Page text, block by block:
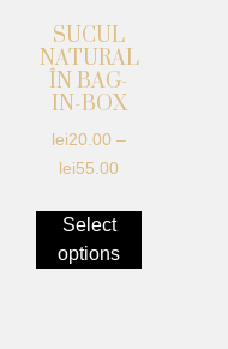
SUCUL
NATURAL
ÎN BAG-
IN-BOX
lei20.00 –
lei55.00
Select
options